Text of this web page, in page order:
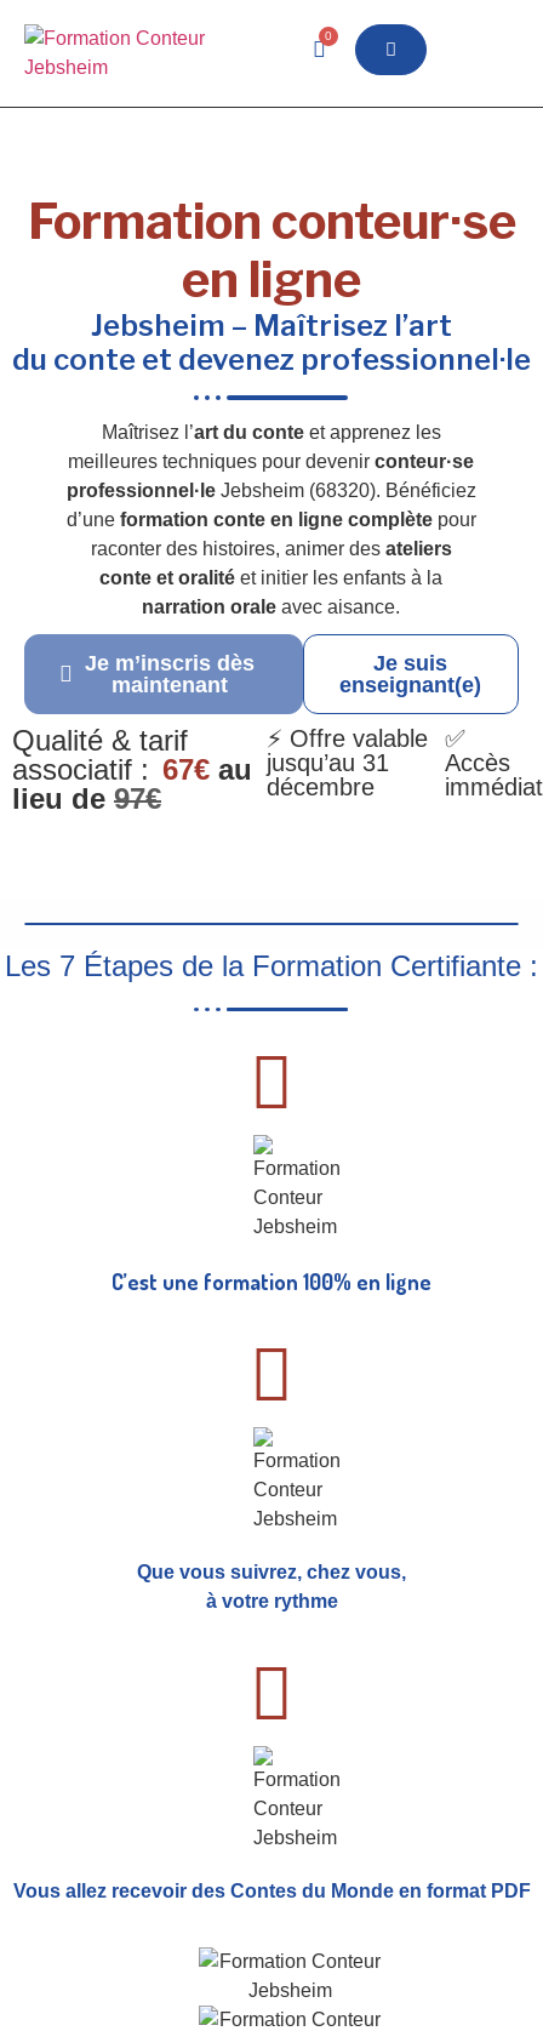
0
Formation conteur·se
en ligne
Jebsheim – Maîtrisez l’art
du conte et devenez professionnel·le
Maîtrisez l’art du conteet apprenez les
meilleures techniques pour devenirconteur·se
professionnel·leJebsheim (68320). Bénéficiez
d’une formation conte en ligne complètepour
raconter des histoires, animer des ateliers
conte et oralité et initier les enfants à la
narration orale avec aisance.
Je m’inscris dès
maintenant
Je suis
enseignant(e)
Qualité & tarif
associatif : 67€ au
lieu de 97€
⚡ Offre valable
jusqu’au 31
décembre
✅
Accès
immédiat
Les 7 Étapes de la Formation Certifiante :
C’est une formation 100% en ligne
Que vous suivrez, chez vous,
à votre rythme
Vous allez recevoir des Contes du Monde en format PDF